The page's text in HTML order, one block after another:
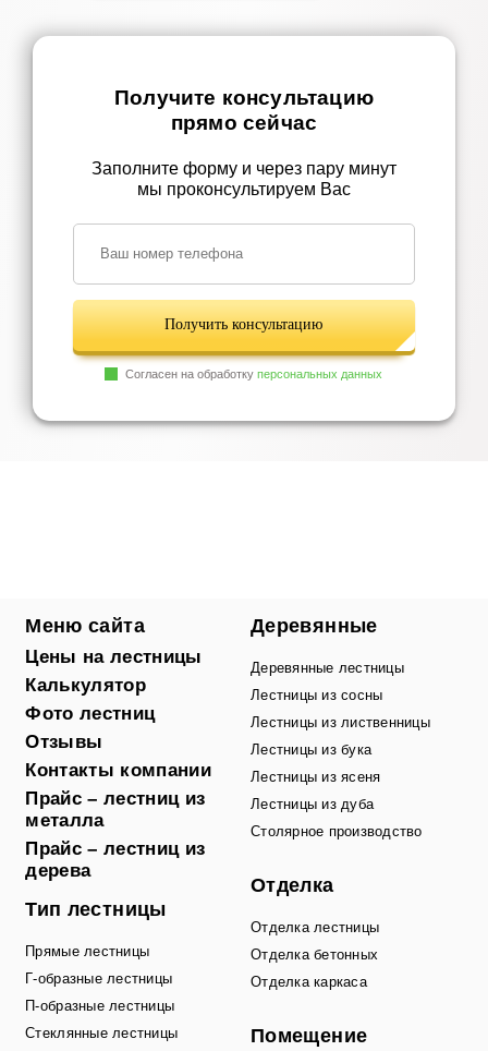
Получите консультацию
прямо сейчас
Заполните форму и через пару минут
мы проконсультируем Вас
Получить консультацию
Согласен на обработкуперсональных данных
Меню сайта
Цены на лестницы
Калькулятор
Фото лестниц
Отзывы
Контакты компании
Прайс – лестниц из
металла
Прайс – лестниц из
дерева
Тип лестницы
Г-образные лестницы
П-образные лестницы
Стеклянные лестницы
Деревянные
Деревянные лестницы
Лестницы из сосны
Лестницы из лиственницы
Лестницы из бука
Лестницы из ясеня
Лестницы из дуба
Столярное производство
Отделка
Отделка лестницы
Отделка бетонных
Отделка каркаса
Помещение